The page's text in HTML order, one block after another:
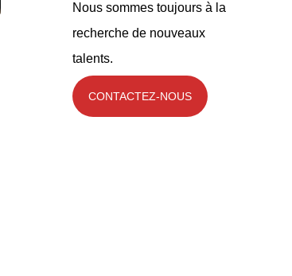
Nous sommes toujours à la
recherche de nouveaux
talents.
CONTACTEZ-NOUS